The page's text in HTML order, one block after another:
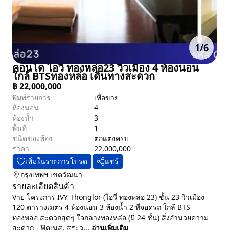
1/6
คอนโด ไอวี่ ทองหล่อ23 วิวเมือง 4 ห้องนอน
ใกล้ BTSทองหล่อ เดินทางสะดวก
฿22,000,000
พิมพ์รายการ
เพื่อขาย
ห้องนอน
4
ห้องน้ำ
3
พื้นที่
1
ชนิดของห้อง
ตกแต่งครบ
ราคา
22,000,000
เพิ่มในรายการโปรด
แชร์
กรุงเทพฯ เขตวัฒนา
รายละเอียดสินค้า
Vาย โครงการ IVY Thonglor (ไอวี่ ทองหล่อ 23) ชั้น 23 วิวเมือง
120 ตารางเมตร 4 ห้องนอน 3 ห้องน้ำ 2 ที่จอดรถ ใกล้ BTS
ทองหล่อ สะดวกสุดๆ ใจกลางทองหล่อ (มี 24 ชั้น) สิ่งอำนวยความ
สะดวก - ฟิตเนส, สระว... อ่านเพิ่มเติม